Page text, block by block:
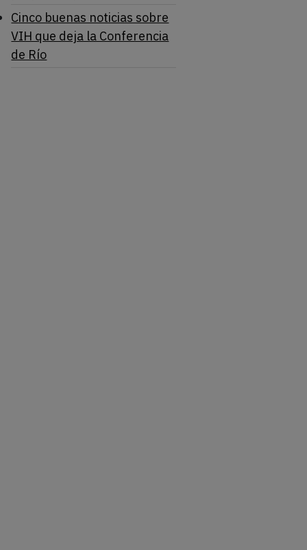
Cinco buenas noticias sobre
VIH que deja la Conferencia
de Río